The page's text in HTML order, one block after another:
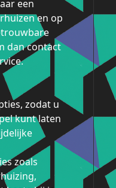
een
en op
dan contact
zodat u
kunt laten
zoals